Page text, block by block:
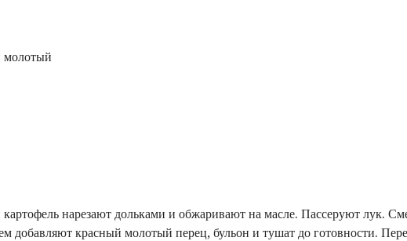
молотый
нарезают дольками и обжари­вают на масле. Пассеруют лук.
добавляют красный молотый перец, бульон и тушат до готовности.